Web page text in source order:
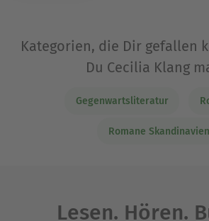
Kategorien, die Dir gefallen
Du Cecilia Klang
Gegenwartsliteratur
Romane Skandinavien
Lesen. Hören.